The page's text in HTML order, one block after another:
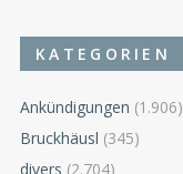
KATEGORIEN
Ankündigungen (1.906)
Bruckhäusl (345)
divers (2.704)